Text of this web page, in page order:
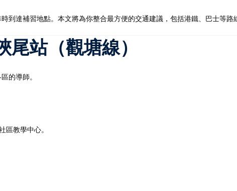
到達補習地點。本文將為你整合最方便的交通建議，包括港鐵、巴士等路
站（觀塘線）
的導師。
區教學中心。